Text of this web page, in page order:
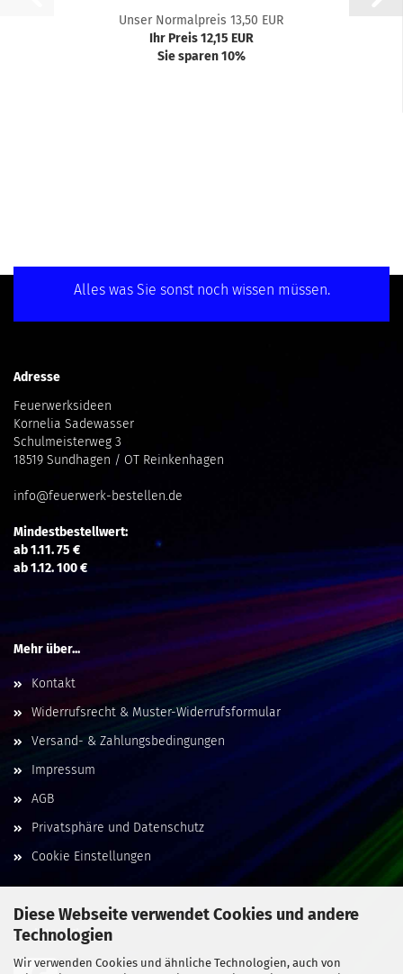
Diese Webseite verwendet Cookies und andere
Technologien
Wir verwenden Cookies und ähnliche Technologien, auch von
Unser Normalpreis 13,50 EUR
Ihr Preis 12,15 EUR
Sie sparen 10%
Alles was Sie sonst noch wissen müssen.
Adresse
Feuerwerksideen
Kornelia Sadewasser
Schulmeisterweg 3
18519 Sundhagen / OT Reinkenhagen
info@feuerwerk-bestellen.de
Mindestbestellwert:
ab 1.11. 75 €
ab 1.12. 100 €
Mehr über...
Kontakt
Widerrufsrecht & Muster-Widerrufsformular
Versand- & Zahlungsbedingungen
Impressum
AGB
Privatsphäre und Datenschutz
Cookie Einstellungen
Social Media